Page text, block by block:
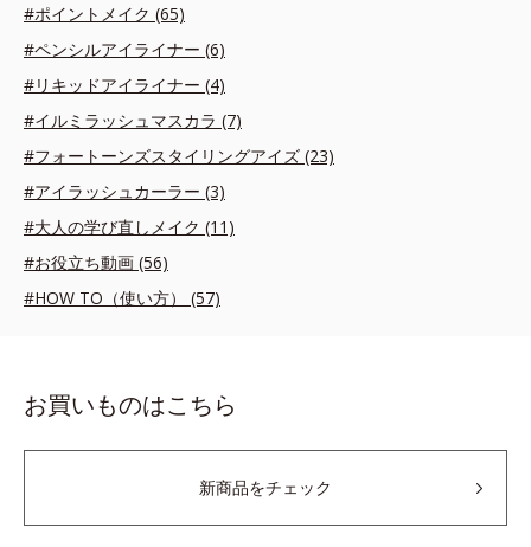
#ポイントメイク (65)
#ペンシルアイライナー (6)
#リキッドアイライナー (4)
#イルミラッシュマスカラ (7)
#フォートーンズスタイリングアイズ (23)
#アイラッシュカーラー (3)
#大人の学び直しメイク (11)
#お役立ち動画 (56)
#HOW TO（使い方） (57)
お買いものはこちら
新商品をチェック